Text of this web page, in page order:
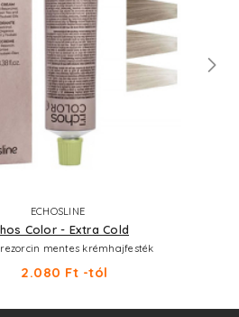
ECHOSLINE
Color - Extra Cold
mentes krémhajfesték
2.080 Ft -tól